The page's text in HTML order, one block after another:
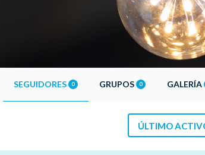
SEGUIDORES 0 GRUPOS 0 GALERÍA
ÚLTIMO